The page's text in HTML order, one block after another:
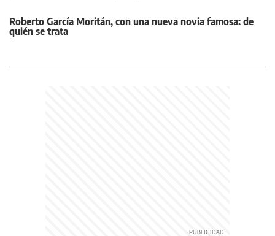
Roberto García Moritán, con una nueva novia famosa: de
quién se trata